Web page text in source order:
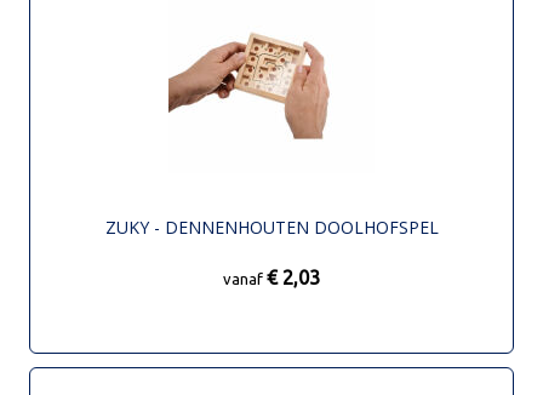
ZUKY - DENNENHOUTEN DOOLHOFSPEL
vanaf € 2,03